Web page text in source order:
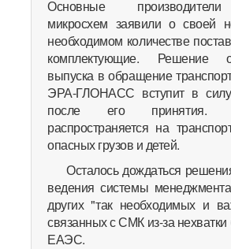
Основные
микросхем заявили о своей
необходимом количестве
комплектующие. Решение
выпуска в обращение
ЭРА-ГЛОНАСС вступит в
после его принятия.
распространяется на
опасных грузов и детей.
Осталось дождаться
ведения системы
других "так необходимых и
связанных с СМК из-за нехватки
ЕАЭС.